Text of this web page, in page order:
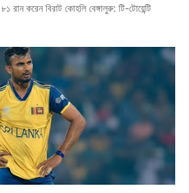
রান করেন বিরাট কোহলি বেঙ্গালুরু: টি-টোয়েন্টি